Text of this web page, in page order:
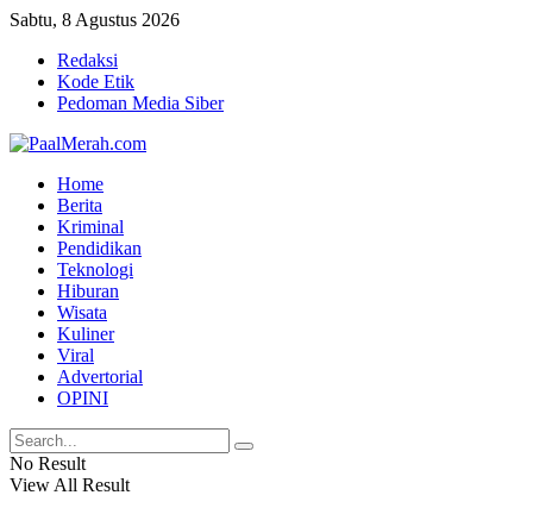
Sabtu, 8 Agustus 2026
Redaksi
Kode Etik
Pedoman Media Siber
Home
Berita
Kriminal
Pendidikan
Teknologi
Hiburan
Wisata
Kuliner
Viral
Advertorial
OPINI
No Result
View All Result